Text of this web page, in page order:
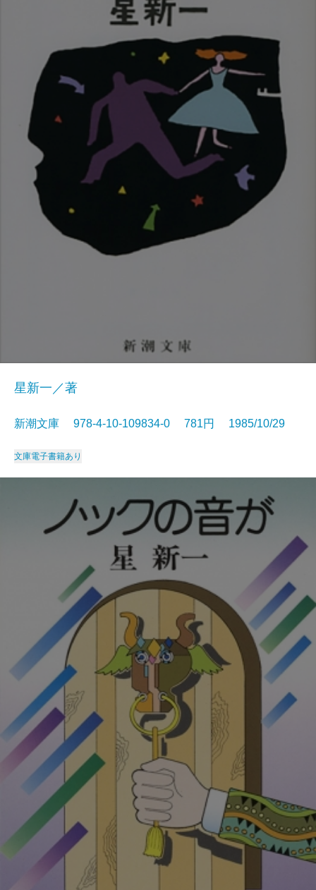
星新一／著
新潮文庫 978-4-10-109834-0 781円 1985/10/29
文庫電子書籍あり